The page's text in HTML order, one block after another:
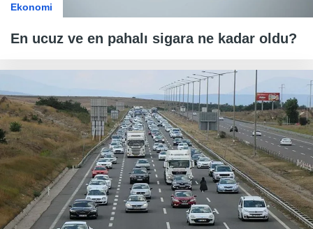
Ekonomi
En ucuz ve en pahalı sigara ne kadar oldu?